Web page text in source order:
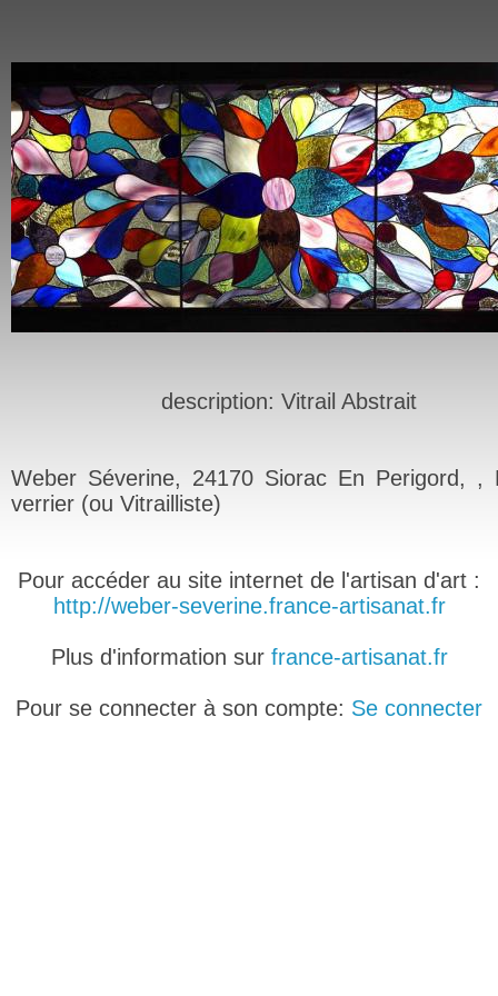
description: Vitrail Abstrait
Weber Séverine, 24170 Siorac En Perigord, ,
verrier (ou Vitrailliste)
Pour accéder au site internet de l'artisan d'art :
http://weber-severine.france-artisanat.fr
Plus d'information sur france-artisanat.fr
Pour se connecter à son compte: Se connecter